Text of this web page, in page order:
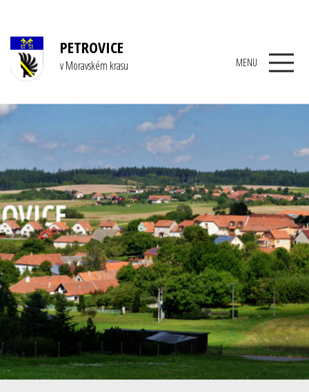
PETROVICE
v Moravském krasu MENU